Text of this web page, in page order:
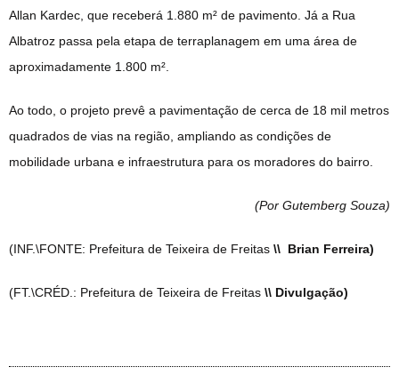
Allan Kardec, que receberá 1.880 m² de pavimento. Já a Rua
Albatroz passa pela etapa de terraplanagem em uma área de
aproximadamente 1.800 m².
Ao todo, o projeto prevê a pavimentação de cerca de 18 mil metros
quadrados de vias na região, ampliando as condições de
mobilidade urbana e infraestrutura para os moradores do bairro.
(Por Gutemberg Souza)
(INF.\FONTE: Prefeitura de Teixeira de Freitas \\ Brian Ferreira)
(FT.\CRÉD.: Prefeitura de Teixeira de Freitas \\ Divulgação)